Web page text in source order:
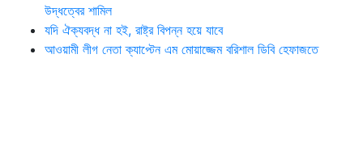
উদ্ধত্বের শামিল
যদি ঐক্যবদ্ধ না হই, রাষ্ট্র বিপন্ন হয়ে যাবে
আওয়ামী লীগ নেতা ক্যাপ্টেন এম মোয়াজ্জেম বরিশাল ডিবি হেফাজতে